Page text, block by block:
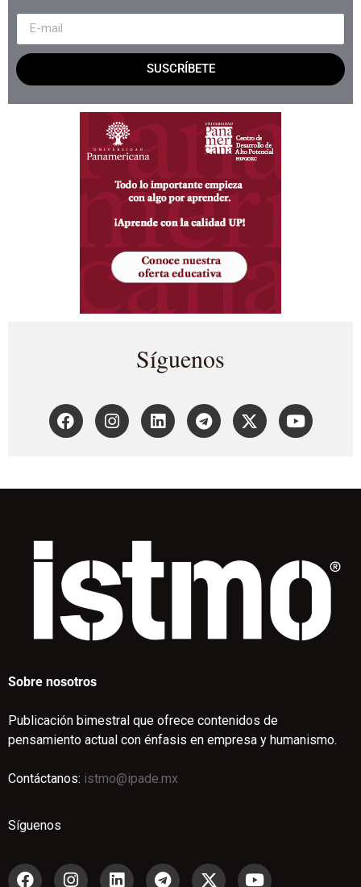
SUSCRÍBETE
Síguenos
Sobre nosotros
Publicación bimestral que ofrece contenidos de
pensamiento actual con énfasis en empresa y humanismo.
Contáctanos: istmo@ipade.mx
Síguenos